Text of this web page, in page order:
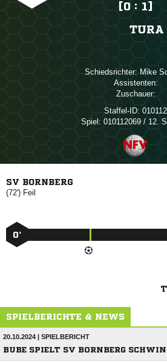
[0 : 1]
TURA
Schiedsrichter: 
Assistenten:
Zuschauer:
Staffel-ID: 010112
Spiel: 010112069 / 12.
SV BORNBERG
(72') 
0’
SPIELBERICHTE & NEWS
20.10.2024 | SPIELBERICHT
BUBE SPIELT SV BORNBERG